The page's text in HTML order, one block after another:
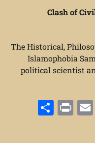
Clash of
The Historical,
Islamophobia
political scientist
Mastodon
Email
Print